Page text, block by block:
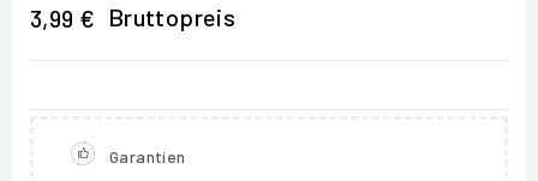
3,99 € Bruttopreis
Garantien